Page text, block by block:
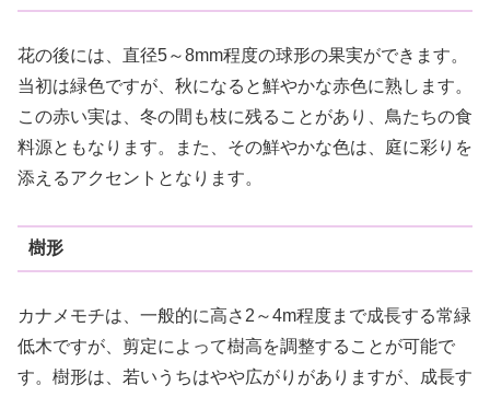
花の後には、直径5～8mm程度の球形の果実ができます。
当初は緑色ですが、秋になると鮮やかな赤色に熟します。
この赤い実は、冬の間も枝に残ることがあり、鳥たちの食
料源ともなります。また、その鮮やかな色は、庭に彩りを
添えるアクセントとなります。
樹形
カナメモチは、一般的に高さ2～4m程度まで成長する常緑
低木ですが、剪定によって樹高を調整することが可能で
す。樹形は、若いうちはやや広がりがありますが、成長す